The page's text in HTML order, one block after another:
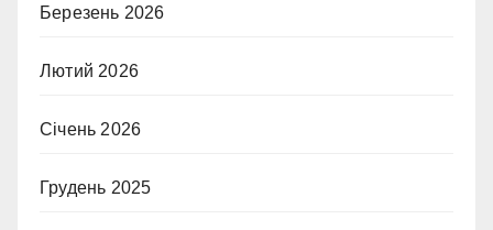
Березень 2026
Лютий 2026
Січень 2026
Грудень 2025